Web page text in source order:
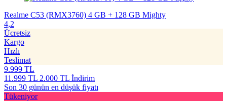
Realme C53 (RMX3760) 4 GB + 128 GB Mighty
4,2
Ücretsiz
Kargo
Hızlı
Teslimat
9.999 TL
11.999 TL 2.000 TL İndirim
Son 30 günün en düşük fiyatı
Tükeniyor